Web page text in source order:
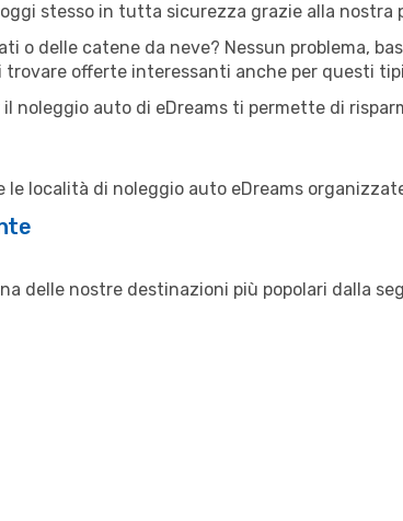
stesso in tutta sicurezza grazie alla nostra
o delle catene da neve? Nessun problema,
offerte interessanti anche per questi
noleggio auto di eDreams ti permette di
località di noleggio auto eDreams
delle nostre destinazioni più popolari dalla